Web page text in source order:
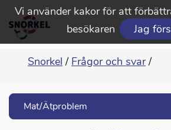
Vi använder kakor för att
besökaren
Jag
Snorkel / Frågor och svar /
Mat/Ätproblem